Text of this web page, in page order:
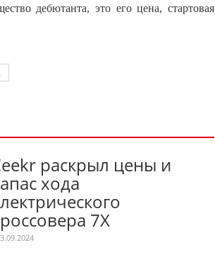
дебютанта, это его цена, стартовая
раскрыл цены и
хода
7X